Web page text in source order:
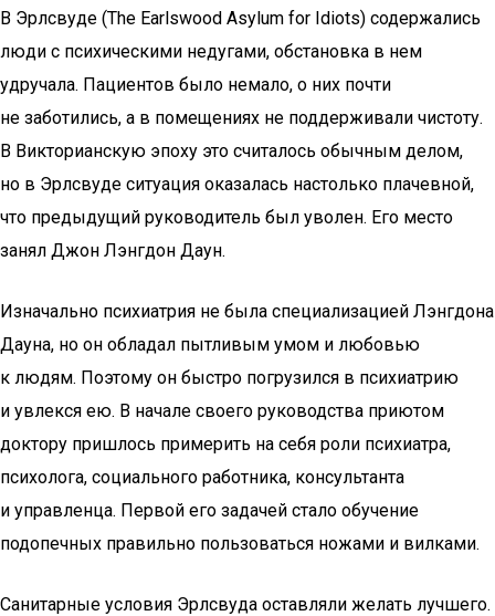
В Эрлсвуде (The Earlswood Asylum for Idiots) содержались
люди с психическими недугами, обстановка в нем
удручала. Пациентов было немало, о них почти
не заботились, а в помещениях не поддерживали чистоту.
В Викторианскую эпоху это считалось обычным делом,
но в Эрлсвуде ситуация оказалась настолько плачевной,
что предыдущий руководитель был уволен. Его место
занял Джон Лэнгдон Даун.
Изначально психиатрия не была специализацией Лэнгдона
Дауна, но он обладал пытливым умом и любовью
к людям. Поэтому он быстро погрузился в психиатрию
и увлекся ею. В начале своего руководства приютом
доктору пришлось примерить на себя роли психиатра,
психолога, социального работника, консультанта
и управленца. Первой его задачей стало обучение
подопечных правильно пользоваться ножами и вилками.
Санитарные условия Эрлсвуда оставляли желать лучшего.